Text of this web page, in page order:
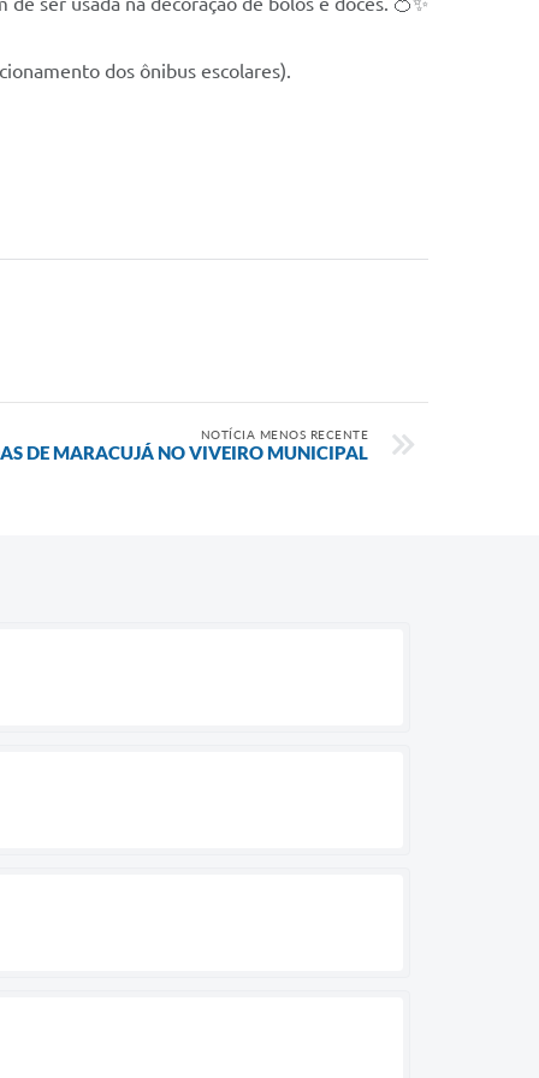
dos ônibus escolares).
NOTÍCIA MENOS RECENTE
DE MARACUJÁ NO VIVEIRO MUNICIPAL